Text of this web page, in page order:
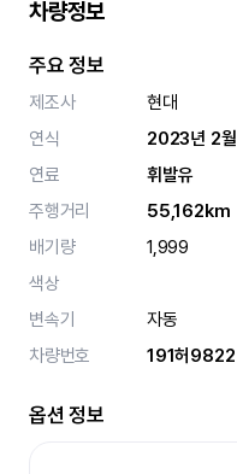
차량정보
주요 정보
제조사
현대
연식
2023년 2월
연료
휘발유
주행거리
55,162km
배기량
1,999
색상
변속기
자동
차량번호
191허9822
옵션 정보